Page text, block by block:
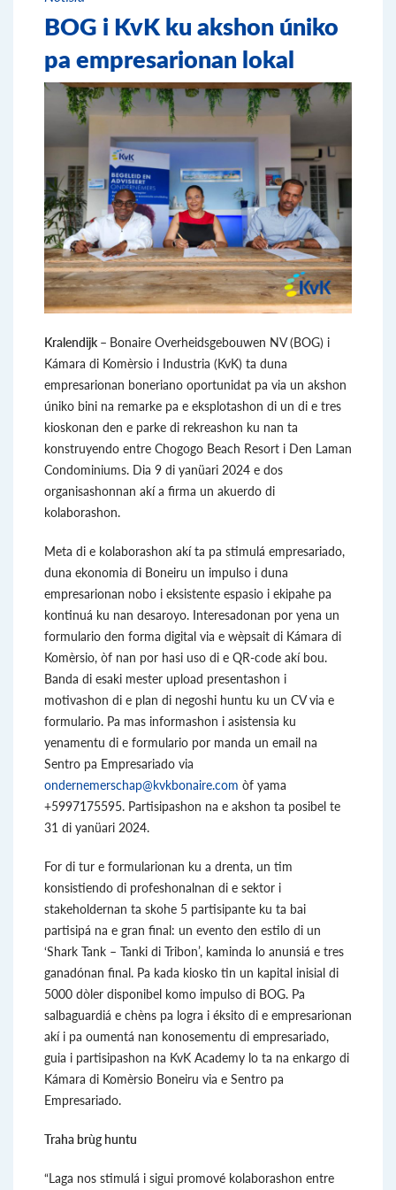
BOG i KvK ku akshon úniko
pa empresarionan lokal
Kralendijk – Bonaire Overheidsgebouwen NV (BOG) i
Kámara di Komèrsio i Industria (KvK) ta duna
empresarionan boneriano oportunidat pa via un akshon
úniko bini na remarke pa e eksplotashon di un di e tres
kioskonan den e parke di rekreashon ku nan ta
konstruyendo entre Chogogo Beach Resort i Den Laman
Condominiums. Dia 9 di yanüari 2024 e dos
organisashonnan akí a firma un akuerdo di
kolaborashon.
Meta di e kolaborashon akí ta pa stimulá empresariado,
duna ekonomia di Boneiru un impulso i duna
empresarionan nobo i eksistente espasio i ekipahe pa
kontinuá ku nan desaroyo. Interesadonan por yena un
formulario den forma digital via e wèpsait di Kámara di
Komèrsio, òf nan por hasi uso di e QR-code akí bou.
Banda di esaki mester upload presentashon i
motivashon di e plan di negoshi huntu ku un CV via e
formulario. Pa mas informashon i asistensia ku
yenamentu di e formulario por manda un email na
Sentro pa Empresariado via
ondernemerschap@kvkbonaire.com òf yama
+5997175595. Partisipashon na e akshon ta posibel te
31 di yanüari 2024.
For di tur e formularionan ku a drenta, un tim
konsistiendo di profeshonalnan di e sektor i
stakeholdernan ta skohe 5 partisipante ku ta bai
partisipá na e gran final: un evento den estilo di un
‘Shark Tank – Tanki di Tribon’, kaminda lo anunsiá e tres
ganadónan final. Pa kada kiosko tin un kapital inisial di
5000 dòler disponibel komo impulso di BOG. Pa
salbaguardiá e chèns pa logra i éksito di e empresarionan
akí i pa oumentá nan konosementu di empresariado,
guia i partisipashon na KvK Academy lo ta na enkargo di
Kámara di Komèrsio Boneiru via e Sentro pa
Empresariado.
Traha brùg huntu
“Laga nos stimulá i sigui promové kolaborashon entre